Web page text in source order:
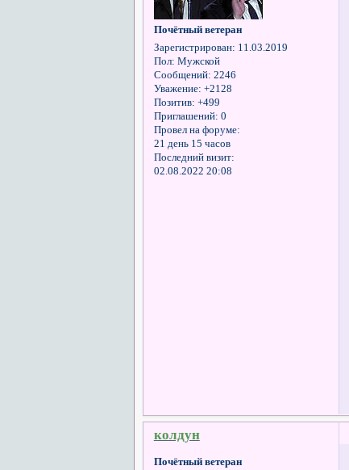
Почётный ветеран
Зарегистрирован: 11.03.2019
Пол: Мужской
Сообщений: 2246
Уважение: +2128
Позитив: +499
Приглашений: 0
Провел на форуме:
21 день 15 часов
Последний визит:
02.08.2022 20:08
колдун
Почётный ветеран